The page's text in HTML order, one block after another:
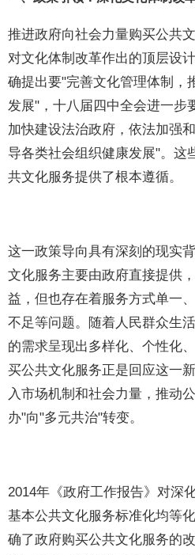
推进政府向社会力量购买公共
对文化体制改革作出的顶层设
确提出要"完善文化管理体制，
发展"，十八届四中全会进一步
加快建设法治政府，依法加强
导各类社会组织健康发展"。这
共文化服务提供了根本遵循。
这一政策导向具有深刻的现实
文化服务主要由政府直接提供
益，但也存在着服务方式单一
不足等问题。随着人民群众生
的需求呈现出多样化、个性化
买公共文化服务正是回应这一
入市场机制和社会力量，推动
办"向"多元共治"转变。
2014年《政府工作报告》对深
基本公共文化服务标准化均等
确了政府购买公共文化服务的